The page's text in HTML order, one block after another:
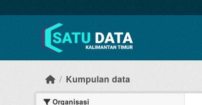
Kumpulan data
Organisasi